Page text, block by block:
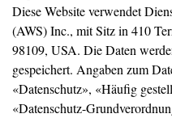
Diese Website verwendet
(AWS) Inc., mit Sitz in 410
98109, USA. Die Daten
gespeichert. Angaben zum
«Datenschutz», «Häufig
«Datenschutz-